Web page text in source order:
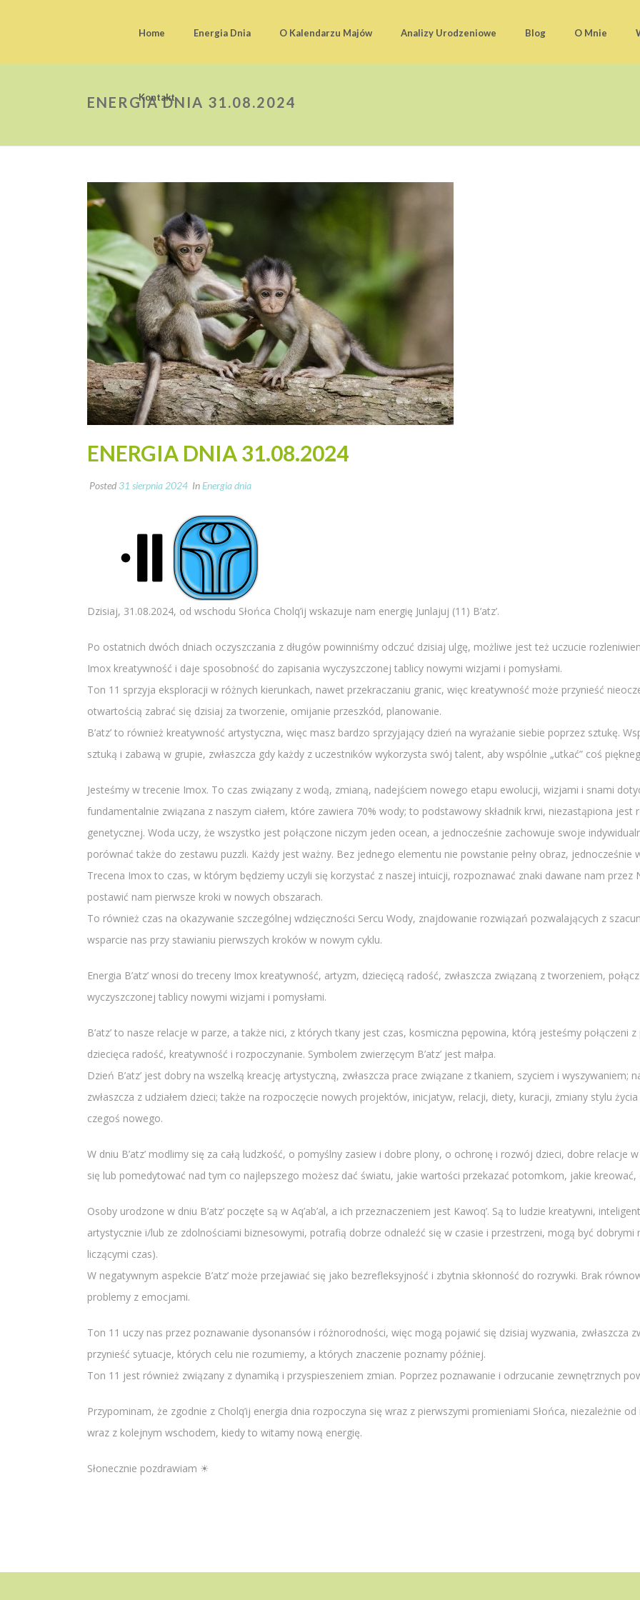
Home Energia Dnia O Kalendarzu Majów Analizy Urodzeniowe Blog O Mnie
Kontakt
ENERGIA DNIA 31.08.2024
ENERGIA DNIA 31.08.2024
Posted 31 sierpnia 2024 In Energia dnia
Dzisiaj, 31.08.2024, od wschodu Słońca Cholq’ij wskazuje nam energię Junlajuj (11) B’atz’.
Po ostatnich dwóch dniach oczyszczania z długów powinniśmy odczuć dzisiaj ulgę, możliwe jest też uczucie
Imox kreatywność i daje sposobność do zapisania wyczyszczonej tablicy nowymi wizjami i pomysłami.
Ton 11 sprzyja eksploracji w różnych kierunkach, nawet przekraczaniu granic, więc kreatywność może przynieść
otwartością zabrać się dzisiaj za tworzenie, omijanie przeszkód, planowanie.
B’atz’ to również kreatywność artystyczna, więc masz bardzo sprzyjający dzień na wyrażanie siebie poprzez sztukę.
sztuką i zabawą w grupie, zwłaszcza gdy każdy z uczestników wykorzysta swój talent, aby wspólnie „utkać” coś
Jesteśmy w trecenie Imox. To czas związany z wodą, zmianą, nadejściem nowego etapu ewolucji, wizjami i snami
fundamentalnie związana z naszym ciałem, które zawiera 70% wody; to podstawowy składnik krwi, niezastąpiona
genetycznej. Woda uczy, że wszystko jest połączone niczym jeden ocean, a jednocześnie zachowuje swoje
porównać także do zestawu puzzli. Każdy jest ważny. Bez jednego elementu nie powstanie pełny obraz, jednocześnie
Trecena Imox to czas, w którym będziemy uczyli się korzystać z naszej intuicji, rozpoznawać znaki dawane nam
postawić nam pierwsze kroki w nowych obszarach.
To również czas na okazywanie szczególnej wdzięczności Sercu Wody, znajdowanie rozwiązań pozwalających z
wsparcie nas przy stawianiu pierwszych kroków w nowym cyklu.
Energia B’atz’ wnosi do treceny Imox kreatywność, artyzm, dziecięcą radość, zwłaszcza związaną z tworzeniem,
wyczyszczonej tablicy nowymi wizjami i pomysłami.
B’atz’ to nasze relacje w parze, a także nici, z których tkany jest czas, kosmiczna pępowina, którą jesteśmy
dziecięca radość, kreatywność i rozpoczynanie. Symbolem zwierzęcym B’atz’ jest małpa.
Dzień B’atz’ jest dobry na wszelką kreację artystyczną, zwłaszcza prace związane z tkaniem, szyciem i wyszywaniem;
zwłaszcza z udziałem dzieci; także na rozpoczęcie nowych projektów, inicjatyw, relacji, diety, kuracji, zmiany stylu
czegoś nowego.
W dniu B’atz’ modlimy się za całą ludzkość, o pomyślny zasiew i dobre plony, o ochronę i rozwój dzieci, dobre relacje
się lub pomedytować nad tym co najlepszego możesz dać światu, jakie wartości przekazać potomkom, jakie kreować,
Osoby urodzone w dniu B’atz’ poczęte są w Aq’ab’al, a ich przeznaczeniem jest Kawoq’. Są to ludzie kreatywni,
artystycznie i/lub ze zdolnościami biznesowymi, potrafią dobrze odnaleźć się w czasie i przestrzeni, mogą być dobrymi
liczącymi czas).
W negatywnym aspekcie B’atz’ może przejawiać się jako bezrefleksyjność i zbytnia skłonność do rozrywki. Brak
problemy z emocjami.
Ton 11 uczy nas przez poznawanie dysonansów i różnorodności, więc mogą pojawić się dzisiaj wyzwania, zwłaszcza
przynieść sytuacje, których celu nie rozumiemy, a których znaczenie poznamy później.
Ton 11 jest również związany z dynamiką i przyspieszeniem zmian. Poprzez poznawanie i odrzucanie zewnętrznych
Przypominam, że zgodnie z Cholq’ij energia dnia rozpoczyna się wraz z pierwszymi promieniami Słońca, niezależnie
wraz z kolejnym wschodem, kiedy to witamy nową energię.
Słonecznie pozdrawiam ☀